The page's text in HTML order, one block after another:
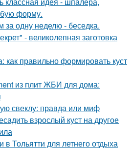
форму.
за одну неделю - беседка.
- великолепная заготовка
как правильно формировать куст
из плит ЖБИ для дома:
свеклу: правда или миф
взрослый куст на другое
в Тольятти для летнего отдыха